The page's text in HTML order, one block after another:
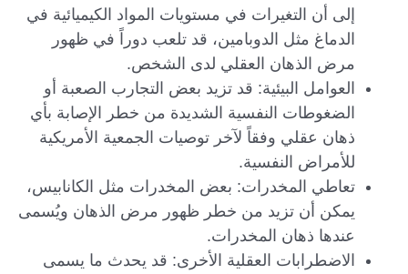
إلى أن التغيرات في مستويات المواد الكيميائية في
الدماغ مثل الدوبامين، قد تلعب دوراً في ظهور
مرض الذهان العقلي لدى الشخص.
العوامل البيئية: قد تزيد بعض التجارب الصعبة أو
الضغوطات النفسية الشديدة من خطر الإصابة بأي
ذهان عقلي وفقاً لآخر توصيات الجمعية الأمريكية
للأمراض النفسية.
تعاطي المخدرات: بعض المخدرات مثل الكانابيس،
يمكن أن تزيد من خطر ظهور مرض الذهان ويُسمى
عندها ذهان المخدرات.
الاضطرابات العقلية الأخرى: قد يحدث ما يسمى